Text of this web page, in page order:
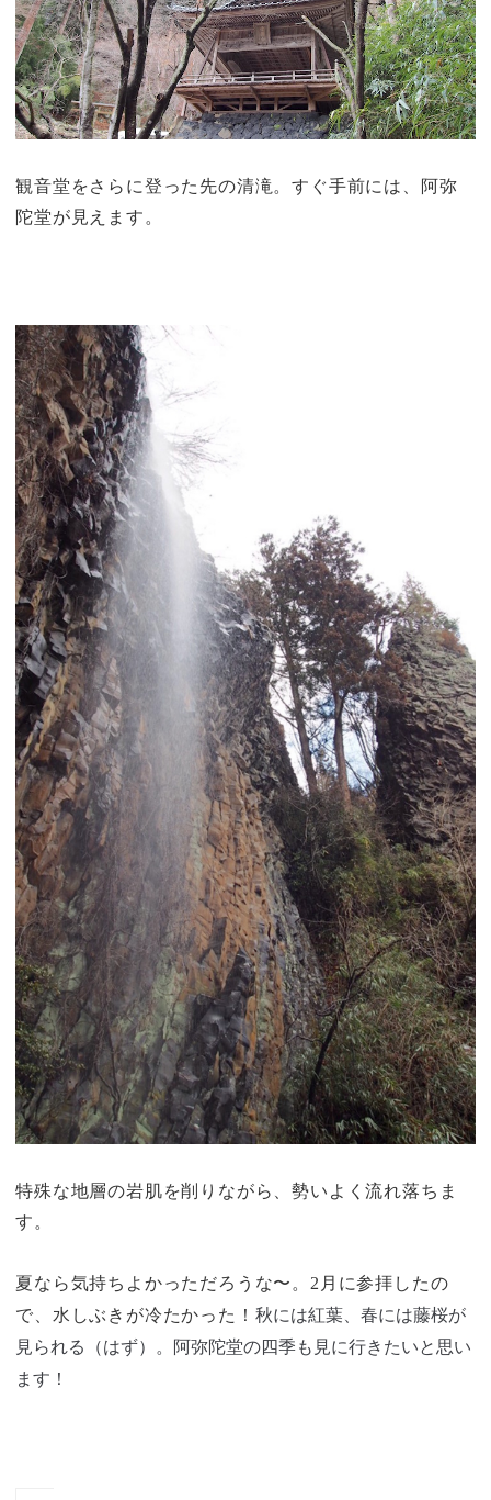
観音堂をさらに登った先の清滝。すぐ手前には、阿弥
陀堂が見えます。
特殊な地層の岩肌を削りながら、勢いよく流れ落ちま
す。
夏なら気持ちよかっただろうな〜。2月に参拝したの
で、水しぶきが冷たかった！ 秋には紅葉、春には藤桜が
見られる（はず）。阿弥陀堂の四季も見に行きたいと思い
ます！